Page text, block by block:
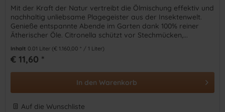
Mit der Kraft der Natur vertreibt die Ölmischung effektiv und
nachhaltig unliebsame Plagegeister aus der Insektenwelt.
Genieße entspannte Abende im Garten dank 100% reiner
Ätherischer Öle. Citronella schützt vor Stechmücken,...
Inhalt 0.01 Liter (€ 1.160,00 * / 1 Liter)
€ 11,60 *
In den Warenkorb
Auf die Wunschliste